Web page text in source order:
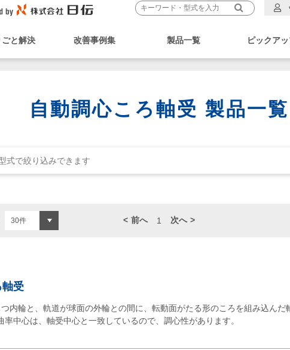
ごと解決 改善事例集 製品一覧 ピックア
自動調心ころ軸受 製品一覧
前へ 1 次へ
軸受
つ内輪と、軌道が球面の外輪との間に、転動面がたる形のころを組み込んだ
率中心は、軸受中心と一致しているので、調心性があります。